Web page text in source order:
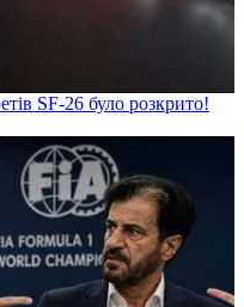
SF-26 було розкрито!